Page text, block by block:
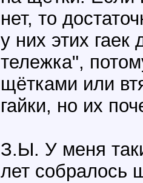
нет, то
у них этих
тележка",
щётками или
гайки, но их
З.Ы. У меня
лет собралось